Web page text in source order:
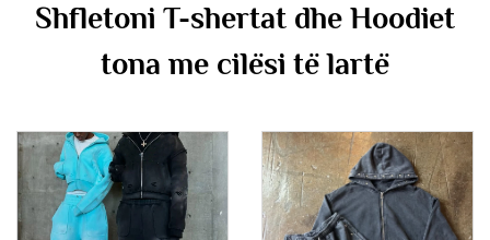
Shfletoni T-shertat dhe Hoodiet
tona me cilësi të lartë